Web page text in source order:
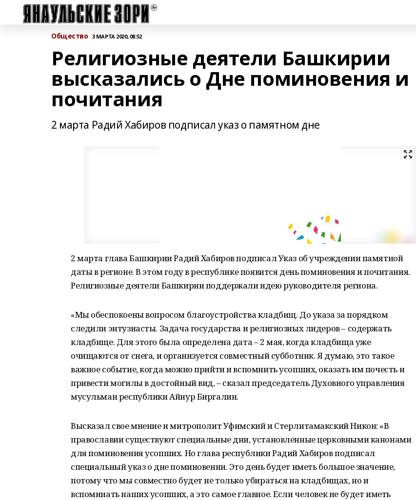
Общество 3 МАРТА 2020, 08:52
Религиозные деятели Башкирии
высказались о Дне поминовения и
почитания
2 марта Радий Хабиров подписал указ о памятном дне
2 марта глава Башкирии Радий Хабиров подписал Указ об учреждении памятной
даты в регионе. В этом году в республике появится день поминовения и почитания.
Религиозные деятели Башкирии поддержали идею руководителя региона.
«Мы обеспокоены вопросом благоустройства кладбищ. До указа за порядком
следили энтузиасты. Задача государства и религиозных лидеров – содержать
кладбище. Для этого была определена дата – 2 мая, когда кладбища уже
очищаются от снега, и организуется совместный субботник. Я думаю, это такое
важное событие, когда можно прийти и вспомнить усопших, оказать им почесть и
привести могилы в достойный вид, – сказал председатель Духовного управления
мусульман республики Айнур Биргалин.
Высказал свое мнение и митрополит Уфимский и Стерлитамакский Никон: «В
православии существуют специальные дни, установленные церковными канонами
для поминовения усопших. Но глава республики Радий Хабиров подписал
специальный указ о дне поминовении. Это день будет иметь большое значение,
потому что мы совместно будет не только убираться на кладбищах, но и
вспоминать наших усопших, а это самое главное. Если человек не будет иметь